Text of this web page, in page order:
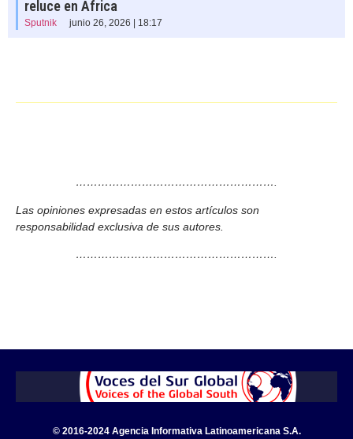
reluce en África
Sputnik junio 26, 2026 | 18:17
……………………………………………….
Las opiniones expresadas en estos artículos son
responsabilidad exclusiva de sus autores.
……………………………………………….
© 2016-2024 Agencia Informativa Latinoamericana S.A.